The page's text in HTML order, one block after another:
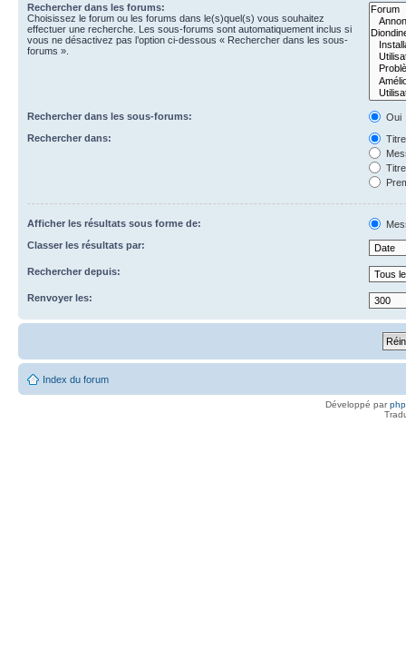
Rechercher dans les forums:
Choisissez le forum ou les forums dans le(s)quel(s) vous souhaitez
effectuer une recherche. Les sous-forums sont automatiquement inclus si
vous ne désactivez pas l’option ci-dessous « Rechercher dans les sous-
forums ».
Rechercher dans les sous-forums:
Oui
Rechercher dans:
Afficher les résultats sous forme de:
Classer les résultats par:
Rechercher depuis:
Renvoyer les:
Index du forum
Développé par